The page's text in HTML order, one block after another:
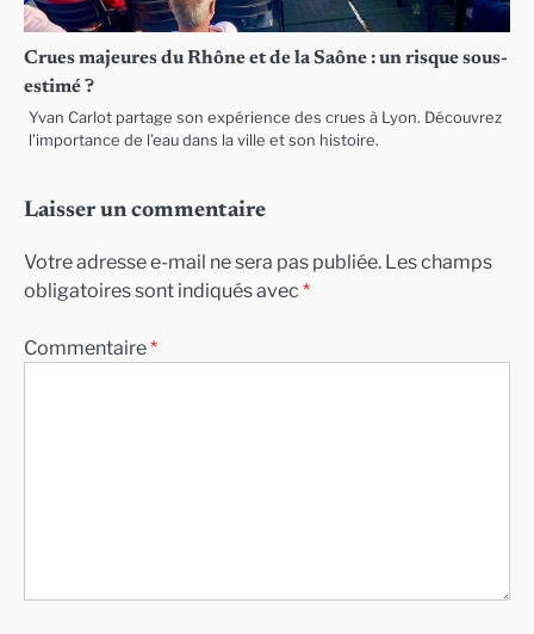
Crues majeures du Rhône et de la Saône : un risque sous-
estimé ?
Yvan Carlot partage son expérience des crues à Lyon. Découvrez
l’importance de l’eau dans la ville et son histoire.
Laisser un commentaire
Votre adresse e-mail ne sera pas publiée. Les champs
obligatoires sont indiqués avec *
Commentaire*